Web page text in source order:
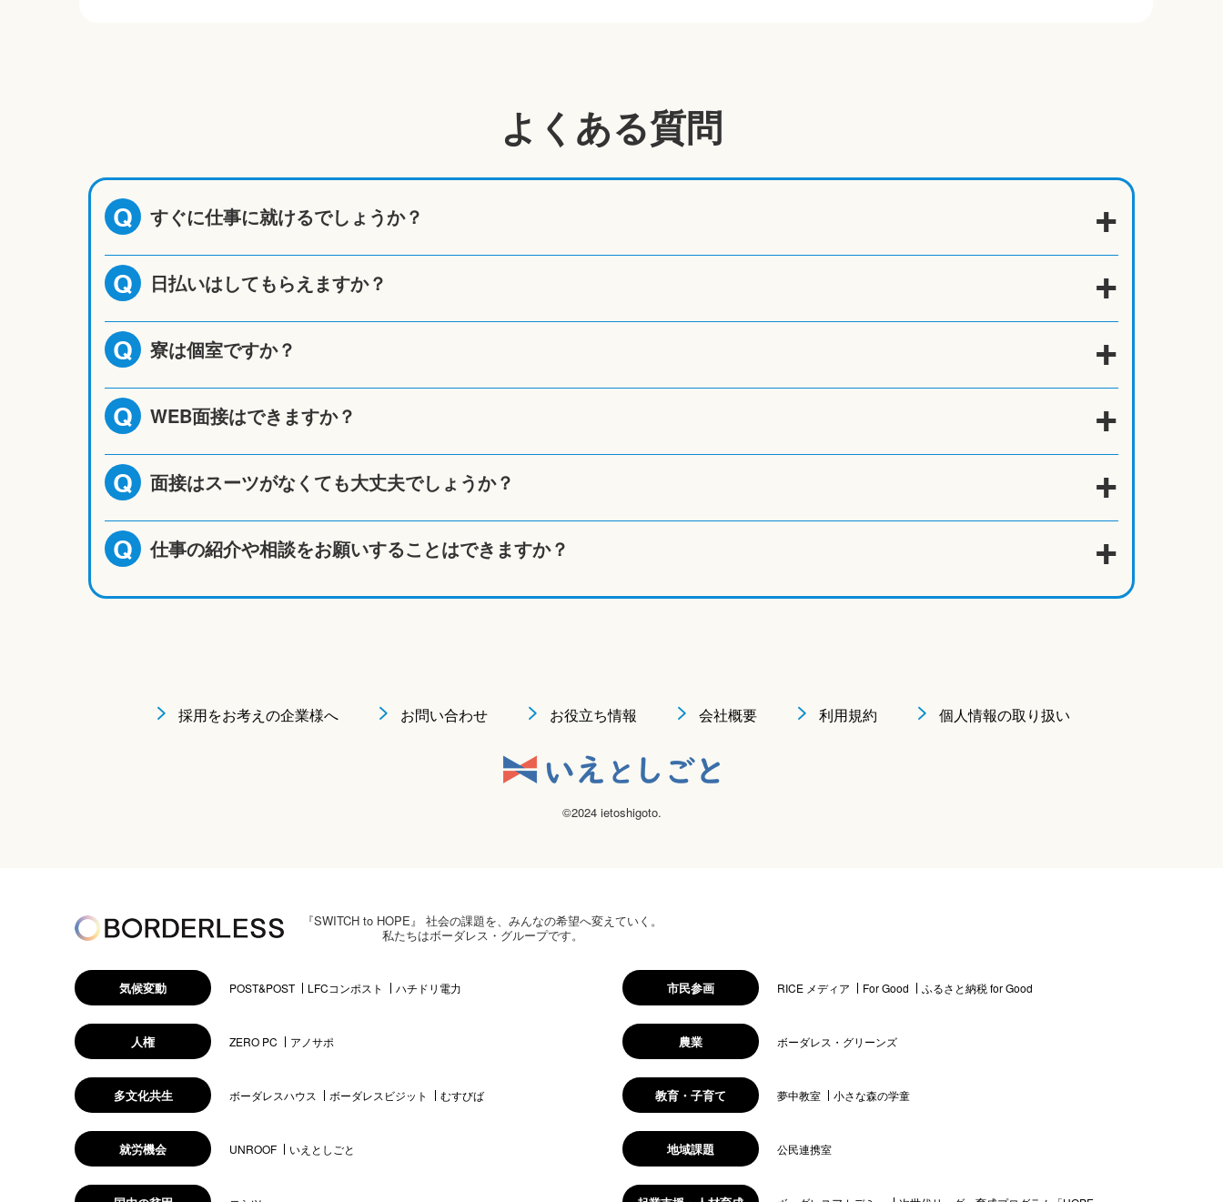
よくある質問
Q すぐに仕事に就けるでしょうか？
Q 日払いはしてもらえますか？
Q 寮は個室ですか？
Q WEB面接はできますか？
Q 面接はスーツがなくても大丈夫でしょうか？
Q 仕事の紹介や相談をお願いすることはできますか？
採用をお考えの企業様へ お問い合わせ お役立ち情報 会社概要 利用規約 個人情報の取り扱い
©2024 ietoshigoto.
『SWITCH to HOPE』 社会の課題を、みんなの希望へ変えていく。
私たちはボーダレス・グループです。
気候変動 POST&POST LFCコンポスト ハチドリ電力 市民参画 RICE メディア For Good ふるさと納税 for Good
人権 ZERO PC アノサポ 農業 ボーダレス・グリーンズ
多文化共生 ボーダレスハウス ボーダレスビジット むすびば 教育・子育て 夢中教室 小さな森の学童
就労機会 UNROOF いえとしごと 地域課題 公民連携室